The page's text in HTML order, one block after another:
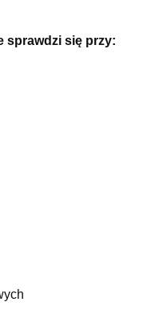
sprawdzi się przy: